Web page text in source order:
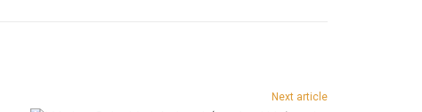
Next article